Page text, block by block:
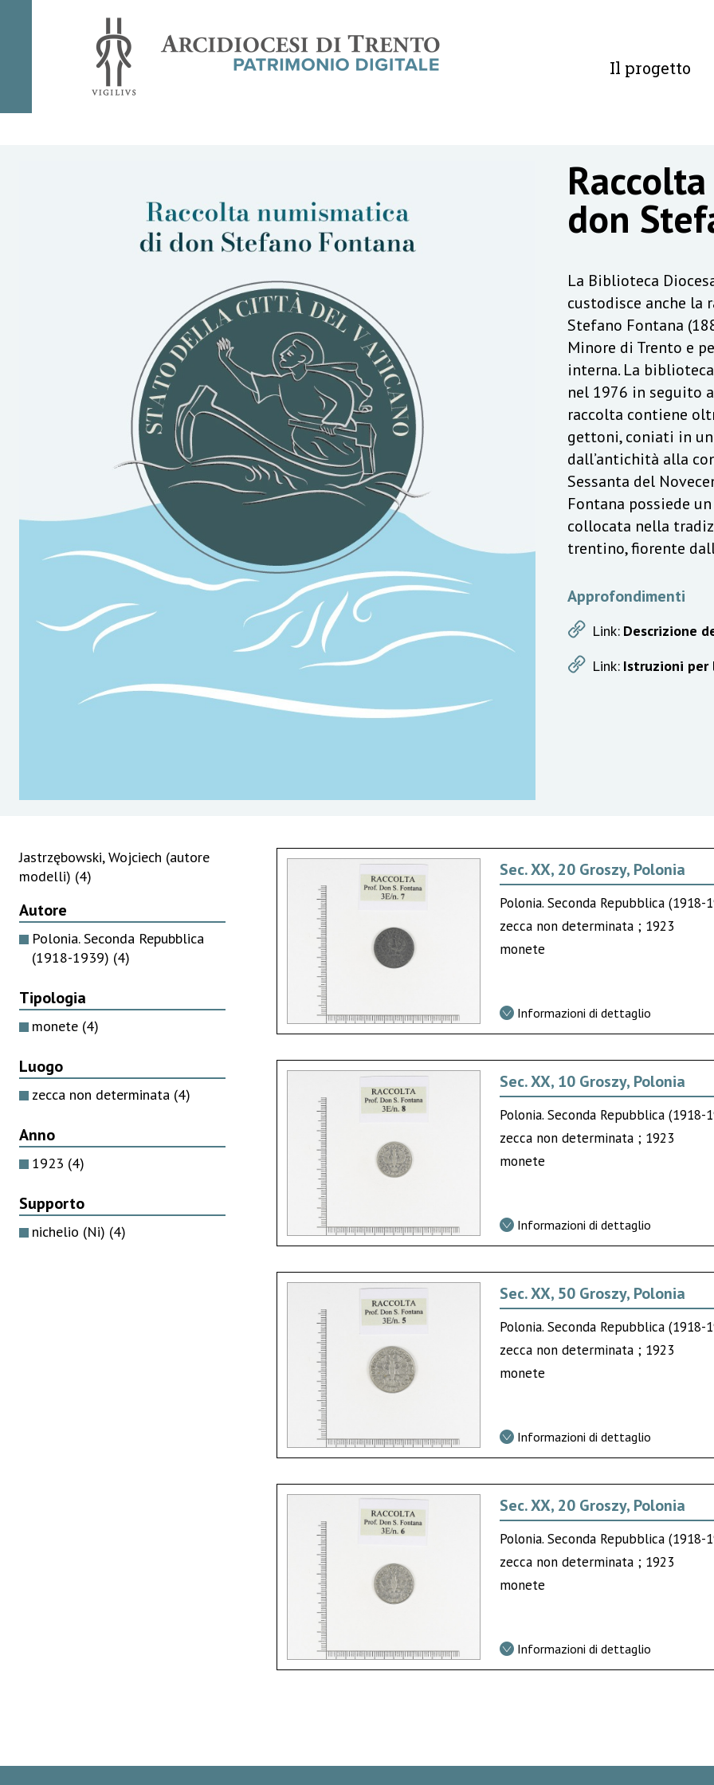
Il progetto
don
La Biblioteca
custodisce anche la
Stefano Fontana
Minore di Trento e
interna. La
nel 1976 in seguito
raccolta contiene
gettoni, coniati in
dall’antichità alla
Sessanta del
Fontana possiede
collocata nella
trentino, fiorente
Approfondimenti
Link: Descrizione
Link: Istruzioni per
Jastrzębowski, Wojciech (autore
modelli) (4)
Autore
Polonia. Seconda Repubblica
(1918-1939) (4)
Tipologia
monete (4)
Luogo
zecca non determinata (4)
Anno
1923 (4)
Supporto
nichelio (Ni) (4)
Sec. XX, 20 Groszy, Polonia
Polonia. Seconda Repubblica (1918-
zecca non determinata ; 1923
monete
Informazioni di dettaglio
Sec. XX, 10 Groszy, Polonia
Polonia. Seconda Repubblica (1918-
zecca non determinata ; 1923
monete
Informazioni di dettaglio
Sec. XX, 50 Groszy, Polonia
Polonia. Seconda Repubblica (1918-
zecca non determinata ; 1923
monete
Informazioni di dettaglio
Sec. XX, 20 Groszy, Polonia
Polonia. Seconda Repubblica (1918-
zecca non determinata ; 1923
monete
Informazioni di dettaglio